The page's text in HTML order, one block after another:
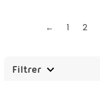
← 1 2
Filtrer